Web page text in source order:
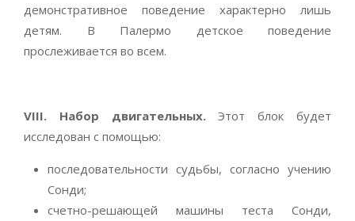
демонстративное поведение характерно лишь
детям. В Палермо детское поведение
прослеживается во всем.
VIII. Набор двигательных.Этот блок будет
исследован с помощью:
последовательности судьбы, согласно учению
Сонди;
счетно-решающей машины теста Сонди,